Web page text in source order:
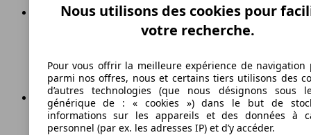
Vitesse maximale
Diesel
Nous utilisons des cookies pour
votre recherche.
Pour vous offrir la meilleure expérience de navigation
parmi nos offres, nous et certains tiers utilisons des
d’autres technologies (que nous désignons sous
générique de : « cookies ») dans le but de
informations sur les appareils et des données à
personnel (par ex. les adresses IP) et d’y accéder.